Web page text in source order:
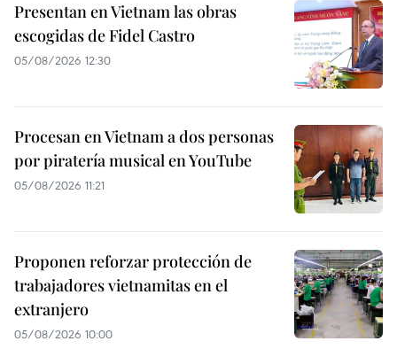
Presentan en Vietnam las obras
escogidas de Fidel Castro
05/08/2026 12:30
Procesan en Vietnam a dos personas
por piratería musical en YouTube
05/08/2026 11:21
Proponen reforzar protección de
trabajadores vietnamitas en el
extranjero
05/08/2026 10:00